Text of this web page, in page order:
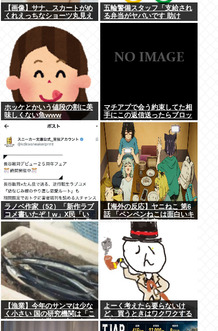
【画像】サナ、スカートがめ
くれえっちなショーツ丸見え
五輪警備スタッフ「支給され
る弁当がヤバいです 助け
て…」
ホッケとかいう値段の割に美
味しくない魚www
マチアプで会う約束してた相
手にこの返信送ったらブロッ
クされたんやが
ラノベ作家（52）「新作ラブ
コメ書いたぞ！w」X民「い
い歳こいてラブコメ（笑）恥
ずかしくないの？」
【海外の反応】ヤニねこ 第6
話 「ペンペンねこは面白いキ
ャラだな」「大家さんとのド
ライブのシーン、リアルすぎ
て辛かった」
【漁業】今年のサンマは少な
く小さい 国の研究機関は「こ
れまでになく厳しい年にな
よーく考えたら要らないけ
ど、買うときはワクワクする
ガジェットおしえろ